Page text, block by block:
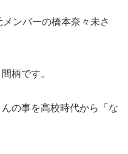
ンバーの橋本奈々未さ
柄です。
の事を高校時代から「な